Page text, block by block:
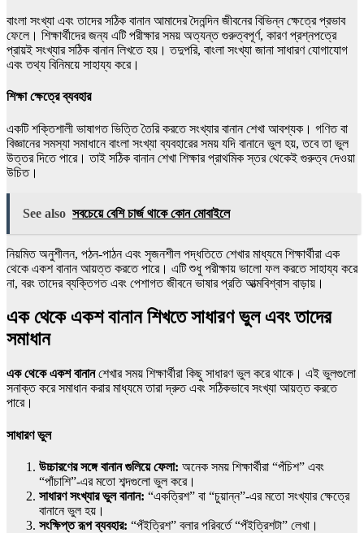
বাংলা সংখ্যা এবং তাদের সঠিক বানান আমাদের দৈনন্দিন জীবনের বিভিন্ন ক্ষেত্রে প্রভাব
ফেলে। শিক্ষার্থীদের জন্য এটি পরীক্ষার সময় অত্যন্ত গুরুত্বপূর্ণ, কারণ প্রশ্নপত্রে
প্রায়ই সংখ্যার সঠিক বানান লিখতে হয়। তদুপরি, বাংলা সংখ্যা জানা সাধারণ যোগাযোগ
এবং তথ্য বিনিময়ে সাহায্য করে।
শিক্ষা ক্ষেত্রে ব্যবহার
একটি শক্তিশালী ভাষাগত ভিত্তি তৈরি করতে সংখ্যার বানান শেখা আবশ্যক। গণিত বা
বিজ্ঞানের সমস্যা সমাধানে বাংলা সংখ্যা ব্যবহারের সময় যদি বানানে ভুল হয়, তবে তা ভুল
উত্তর দিতে পারে। তাই সঠিক বানান শেখা শিক্ষার প্রাথমিক স্তর থেকেই গুরুত্ব দেওয়া
উচিত।
See also সবচেয়ে বেশি চার্জ থাকে কোন মোবাইলে
নিয়মিত অনুশীলন, পঠন-পাঠন এবং সৃজনশীল পদ্ধতিতে শেখার মাধ্যমে শিক্ষার্থীরা এক
থেকে একশ বানানআয়ত্ত করতে পারে। এটি শুধু পরীক্ষায় ভালো ফল করতে সাহায্য করে
না, বরং তাদের ব্যক্তিগত এবং পেশাগত জীবনে ভাষার প্রতি আত্মবিশ্বাস বাড়ায়।
এক থেকে একশ বানান শিখতে সাধারণ ভুল এবং তাদের
সমাধান
এক থেকে একশ বানানশেখার সময় শিক্ষার্থীরা কিছু সাধারণ ভুল করে থাকে। এই ভুলগুলো
সনাক্ত করে সমাধান করার মাধ্যমে তারা দ্রুত এবং সঠিকভাবে সংখ্যা আয়ত্ত করতে
পারে।
সাধারণ ভুল
উচ্চারণের সঙ্গে বানান গুলিয়ে ফেলা: অনেক সময় শিক্ষার্থীরা “পঁচিশ” এবং
“পাঁচাশি”-এর মতো শব্দগুলো ভুল করে।
সাধারণ সংখ্যার ভুল বানান: “একত্রিশ” বা “চুয়ান্ন”-এর মতো সংখ্যার ক্ষেত্রে
বানানে ভুল হয়।
সংক্ষিপ্ত রূপ ব্যবহার: “পঁইত্রিশ” বলার পরিবর্তে “পঁইত্রিশটা” লেখা।